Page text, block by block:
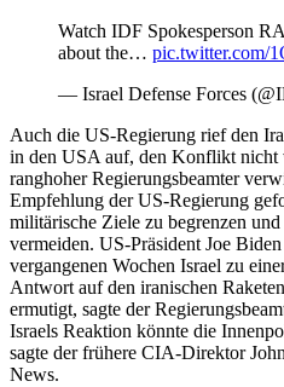
Watch IDF Spokesperson
about the… pic.twitter.com/
— Israel Defense Forces
Auch die US-Regierung rief den
in den USA auf, den Konflikt nicht
ranghoher Regierungsbeamter
Empfehlung der US-Regierung
militärische Ziele zu begrenzen
vermeiden. US-Präsident Joe
vergangenen Wochen Israel zu
Antwort auf den iranischen
ermutigt, sagte der
Israels Reaktion könnte die
sagte der frühere CIA-Direktor
News.